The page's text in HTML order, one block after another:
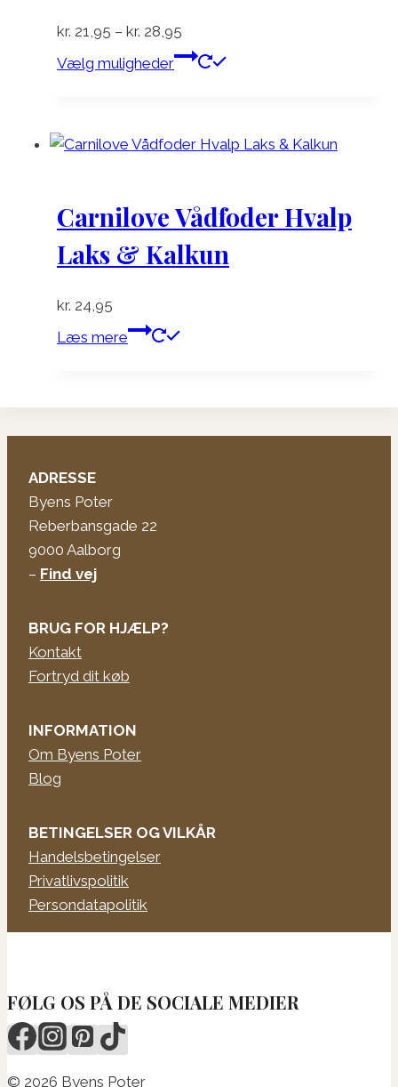
kr. 21,95 – kr. 28,95
kr. 21,95
Vælg muligheder
Dette
varianter.
vælges
varesiden
Carnilove Vådfoder Hvalp
Laks & Kalkun
kr. 24,95
Læs mere
ADRESSE
Byens Poter
Reberbansgade 22
9000 Aalborg
– Find vej
BRUG FOR HJÆLP?
Kontakt
Fortryd dit køb
INFORMATION
Om Byens Poter
Blog
BETINGELSER OG VILKÅR
Handelsbetingelser
Privatlivspolitik
Persondatapolitik
FØLG OS PÅ DE SOCIALE MEDIER
© 2026 Byens Poter